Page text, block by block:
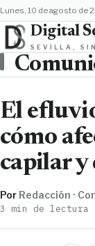
lunes, 10 de agosto de
Digital
SEVILLA,
El
cómo
capilar y
Por Redacción ·
3 min de lectura